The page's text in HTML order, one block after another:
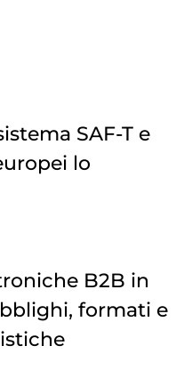
SAF-T e
lo
B2B in
formati e